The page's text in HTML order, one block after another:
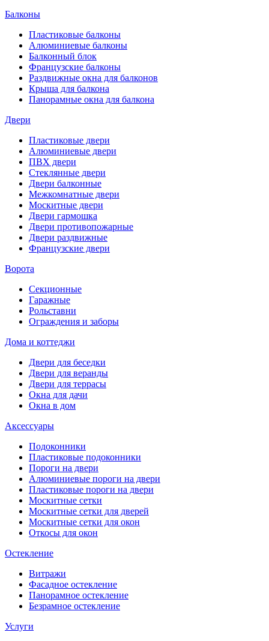
Балконы
Пластиковые балконы
Алюминиевые балконы
Балконный блок
Французские балконы
Раздвижные окна для балконов
Крыша для балкона
Панорамные окна для балкона
Двери
Пластиковые двери
Алюминиевые двери
ПВХ двери
Стеклянные двери
Двери балконные
Межкомнатные двери
Москитные двери
Двери гармошка
Двери противопожарные
Двери раздвижные
Французские двери
Ворота
Секционные
Гаражные
Рольставни
Ограждения и заборы
Дома и коттеджи
Двери для беседки
Двери для веранды
Двери для террасы
Окна для дачи
Окна в дом
Аксессуары
Подоконники
Пластиковые подоконники
Пороги на двери
Алюминиевые пороги на двери
Пластиковые пороги на двери
Москитные сетки
Москитные сетки для дверей
Москитные сетки для окон
Откосы для окон
Остекление
Витражи
Фасадное остекление
Панорамное остекление
Безрамное остекление
Услуги